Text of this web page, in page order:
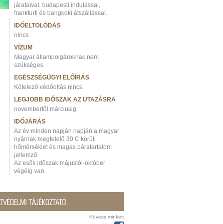
járataival, budapesti indulással,
frankfurti és bangkoki átszállással.
IDŐELTOLÓDÁS
nincs
VÍZUM
Magyar állampolgároknak nem
szükséges.
EGÉSZSÉGÜGYI ELŐÍRÁS
Kötelező védőoltás nincs.
LEGJOBB IDŐSZAK AZ UTAZÁSRA
novembertől márciusig
IDŐJÁRÁS
Az év minden napján napján a magyar
nyárnak megfelelő 30 C körüli
hőmérséklet és magas páratartalom
jellemző.
Az esős időszak májustól-október
végéig van.
Kövess minket: